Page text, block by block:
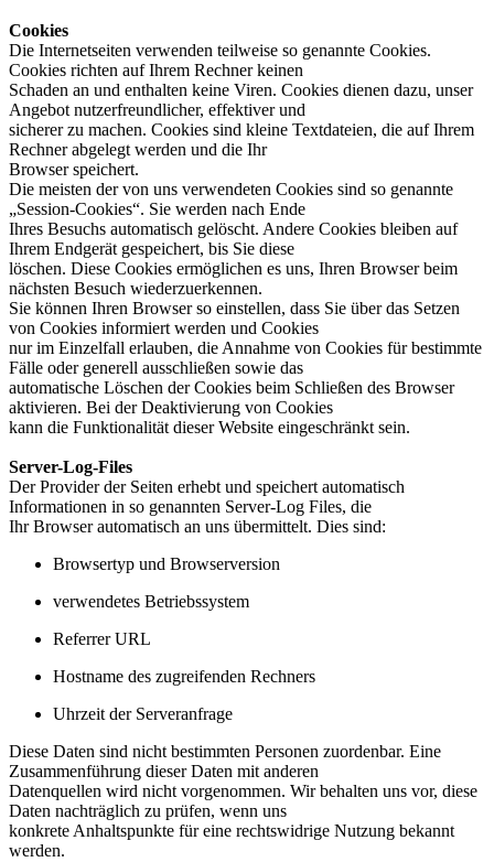
Cookies
Die Internetseiten verwenden teilweise so genannte Cookies.
Cookies richten auf Ihrem Rechner keinen
Schaden an und enthalten keine Viren. Cookies dienen dazu, unser
Angebot nutzerfreundlicher, effektiver und
sicherer zu machen. Cookies sind kleine Textdateien, die auf Ihrem
Rechner abgelegt werden und die Ihr
Browser speichert.
Die meisten der von uns verwendeten Cookies sind so genannte
„Session-Cookies“. Sie werden nach Ende
Ihres Besuchs automatisch gelöscht. Andere Cookies bleiben auf
Ihrem Endgerät gespeichert, bis Sie diese
löschen. Diese Cookies ermöglichen es uns, Ihren Browser beim
nächsten Besuch wiederzuerkennen.
Sie können Ihren Browser so einstellen, dass Sie über das Setzen
von Cookies informiert werden und Cookies
nur im Einzelfall erlauben, die Annahme von Cookies für bestimmte
Fälle oder generell ausschließen sowie das
automatische Löschen der Cookies beim Schließen des Browser
aktivieren. Bei der Deaktivierung von Cookies
kann die Funktionalität dieser Website eingeschränkt sein.
Server-Log-Files
Der Provider der Seiten erhebt und speichert automatisch
Informationen in so genannten Server-Log Files, die
Ihr Browser automatisch an uns übermittelt. Dies sind:
Browsertyp und Browserversion
verwendetes Betriebssystem
Referrer URL
Hostname des zugreifenden Rechners
Uhrzeit der Serveranfrage
Diese Daten sind nicht bestimmten Personen zuordenbar. Eine
Zusammenführung dieser Daten mit anderen
Datenquellen wird nicht vorgenommen. Wir behalten uns vor, diese
Daten nachträglich zu prüfen, wenn uns
konkrete Anhaltspunkte für eine rechtswidrige Nutzung bekannt
werden.